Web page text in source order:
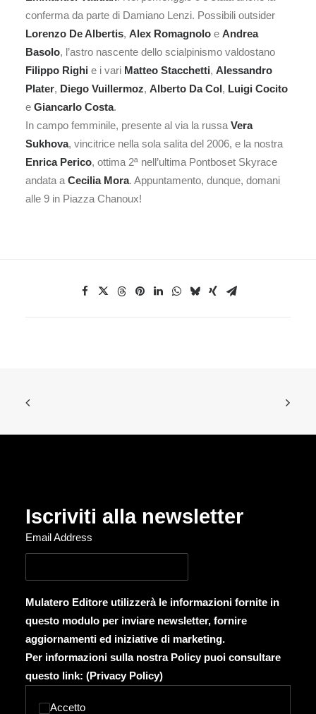
conferma da parte di Damiano Lenzi. Possibili outsider
Lorenzo De Albertis, Alex Romagnolo e Andrea
Basolo, l’astro nascente dello scialpinismo valdostano
Filippo Righi e i vari Matteo Stacchetti, Alessandro
Plater, Diego Vuillermoz, Alberto Da Col, Luigi Cocito
e Giancarlo Costa.
In campo femminile, presente al via la russa Vera
Sukhova, vincitrice nella sola salita del 2006, e la nostra
Enrica Perico, ottima 2ª nell’ultima Pontboset Skyrace
andata a Cecilia Mora. Appuntamento, dunque, domani
alle 9 in Piazza Chanoux!
Iscriviti alla newsletter
Email Address
Mulatero Editore utilizzerà le informazioni fornite in
questo modulo per inviare newsletter, fornire
aggiornamenti ed iniziative di marketing.
Per informazioni sulla nostra Policy puoi consultare
questo link: (Privacy Policy)
Accetto